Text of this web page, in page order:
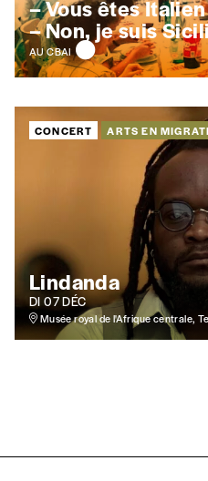
– Vous êtes
– Non, je suis
AU CBAI
CONCERT ARTS EN
Lindanda
DI 07 DÉC
Musée royal de l'Afrique centrale,